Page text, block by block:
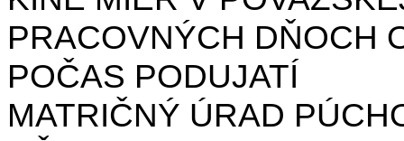
PRACOVNÝCH DŇOCH
POČAS PODUJATÍ
MATRIČNÝ ÚRAD